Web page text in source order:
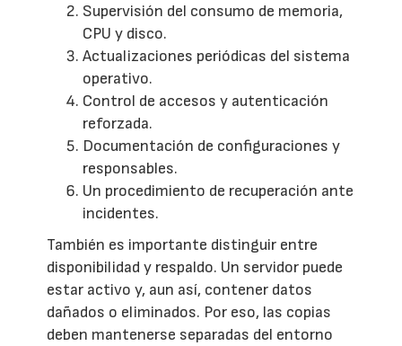
Supervisión del consumo de memoria,
CPU y disco.
Actualizaciones periódicas del sistema
operativo.
Control de accesos y autenticación
reforzada.
Documentación de configuraciones y
responsables.
Un procedimiento de recuperación ante
incidentes.
También es importante distinguir entre
disponibilidad y respaldo. Un servidor puede
estar activo y, aun así, contener datos
dañados o eliminados. Por eso, las copias
deben mantenerse separadas del entorno